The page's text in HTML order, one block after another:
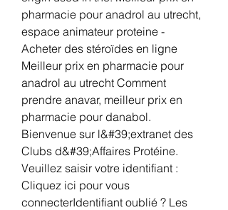
pharmacie pour anadrol au utrecht,
espace animateur proteine -
Acheter des stéroïdes en ligne
Meilleur prix en pharmacie pour
anadrol au utrecht Comment
prendre anavar, meilleur prix en
pharmacie pour danabol.
Bienvenue sur l&#39;extranet des
Clubs d&#39;Affaires Protéine.
Veuillez saisir votre identifiant :
Cliquez ici pour vous
connecterIdentifiant oublié ? Les